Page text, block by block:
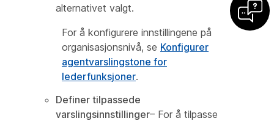
alternativet valgt.
For å konfigurere innstillingene på
organisasjonsnivå, se Konfigurer
agentvarslingstone for
lederfunksjoner.
Definer tilpassede
varslingsinnstillinger– For å tilpasse